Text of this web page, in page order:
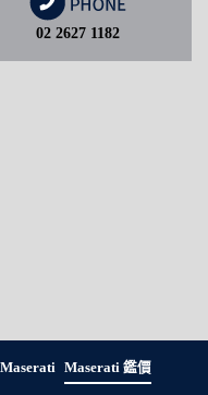
02 2627 1182
Maserati 鑑價